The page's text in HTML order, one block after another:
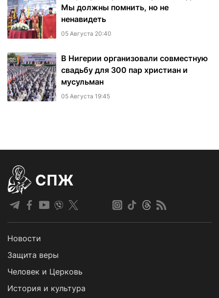
Мы должны помнить, но не
ненавидеть
05 Августа 20:40
В Нигерии организовали совместную
свадьбу для 300 пар христиан и
мусульман
05 Августа 19:45
СПЖ
Новости
Защита веры
Человек и Церковь
История и культура